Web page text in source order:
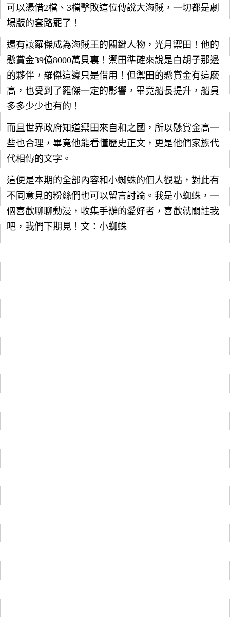
可以憑借2檔、3檔擊敗這位傳說大海賊，一切都是劇
場版的套路罷了！
還有讓羅傑成為海賊王的關鍵人物，光月禦田！他的
懸賞金39億8000萬貝裏！禦田準確來說是白胡子那邊
的夥伴，羅傑這邊只是借用！但禦田的懸賞金有這麽
高，也受到了羅傑一定的影響，畢竟船長提升，船員
多多少少也有的！
而且世界政府知道禦田來自和之國，所以懸賞金高一
些也合理，畢竟他能看懂歷史正文，更是他們家族代
代相傳的文字。
這便是本期的全部內容和小蜘蛛的個人觀點，對此有
不同意見的粉絲們也可以留言討論。我是小蜘蛛，一
個喜歡聊聊動漫，收集手辦的愛好者，喜歡就關註我
吧，我們下期見！文：小蜘蛛